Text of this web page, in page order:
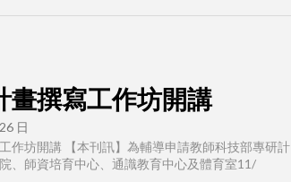
畫撰寫工作坊開講
日
作坊開講 【本刊訊】為輔導申請教師科技部專研計
、師資培育中心、通識教育中心及體育室11/